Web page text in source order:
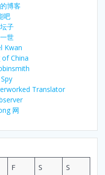
博客
吧
子
世
Kwan
of China
Translator
网
F S
S